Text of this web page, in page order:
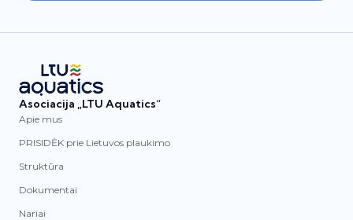
Asociacija „LTU Aquatics“
Apie mus
PRISIDĖK prie Lietuvos plaukimo
Struktūra
Dokumentai
Nariai